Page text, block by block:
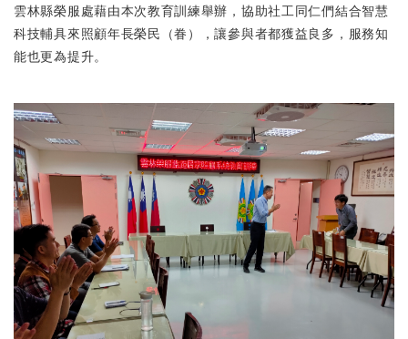
雲林縣榮服處藉由本次教育訓練舉辦，協助社工同仁們結合智慧
科技輔具來照顧年長榮民（眷），讓參與者都獲益良多，服務知
能也更為提升。